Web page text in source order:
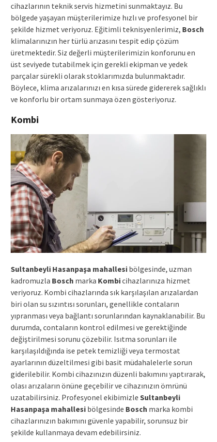
cihazlarının teknik servis hizmetini sunmaktayız. Bu
bölgede yaşayan müşterilerimize hızlı ve profesyonel bir
şekilde hizmet veriyoruz. Eğitimli teknisyenlerimiz, Bosch
klimalarınızın her türlü arızasını tespit edip çözüm
üretmektedir. Siz değerli müşterilerimizin konforunu en
üst seviyede tutabilmek için gerekli ekipman ve yedek
parçalar sürekli olarak stoklarımızda bulunmaktadır.
Böylece, klima arızalarınızı en kısa sürede gidererek sağlıklı
ve konforlu bir ortam sunmaya özen gösteriyoruz.
Kombi
Sultanbeyli Hasanpaşa mahallesibölgesinde, uzman
kadromuzla Bosch marka Kombicihazlarınıza hizmet
veriyoruz. Kombi cihazlarında sık karşılaşılan arızalardan
biri olan su sızıntısı sorunları, genellikle contaların
yıpranması veya bağlantı sorunlarından kaynaklanabilir. Bu
durumda, contaların kontrol edilmesi ve gerektiğinde
değiştirilmesi sorunu çözebilir. Isıtma sorunları ile
karşılaşıldığında ise petek temizliği veya termostat
ayarlarının düzeltilmesi gibi basit müdahalelerle sorun
giderilebilir. Kombi cihazınızın düzenli bakımını yaptırarak,
olası arızaların önüne geçebilir ve cihazınızın ömrünü
uzatabilirsiniz. Profesyonel ekibimizle Sultanbeyli
Hasanpaşa mahallesibölgesinde Bosch marka kombi
cihazlarınızın bakımını güvenle yapabilir, sorunsuz bir
şekilde kullanmaya devam edebilirsiniz.